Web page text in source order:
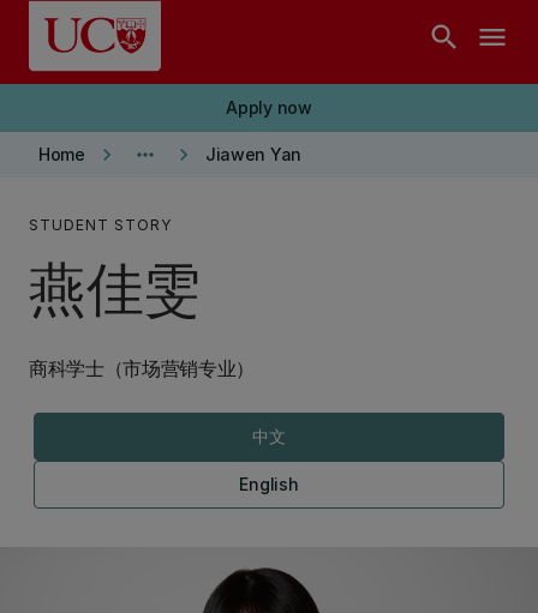
Skip to main content
search menu
Apply now
Home keyboard_arrow_right more_horiz keyboard_arrow_right Jiawen Yan
STUDENT STORY
燕佳雯
商科学士（市场营销专业）
中文
English